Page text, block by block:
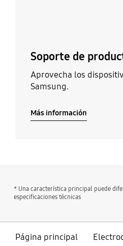
Soporte de
Aprovecha los
Samsung.
Más información
* Una característica principal puede
especificaciones técnicas
Página principal